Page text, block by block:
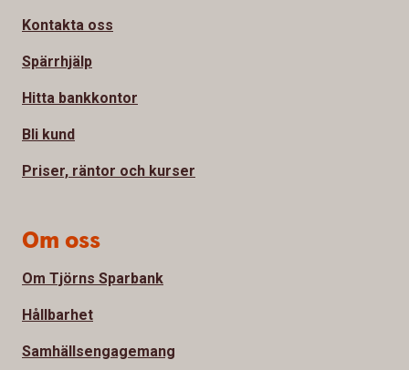
Kontakta oss
Spärrhjälp
Hitta bankkontor
Bli kund
Priser, räntor och kurser
Om oss
Om Tjörns Sparbank
Hållbarhet
Samhällsengagemang